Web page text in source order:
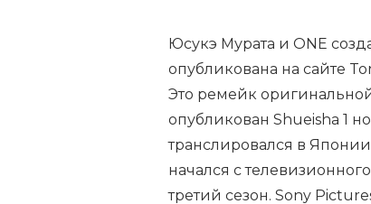
Юсукэ Мурата и ONE
опубликована на сайте
Это ремейк
опубликован Shueisha 1
транслировался в Японии
начался с
третий сезон. Sony